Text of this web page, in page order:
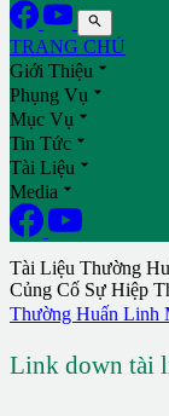

TRANG CHỦ
Giới Thiệu 
Phụng Vụ 
Mục Vụ 
Tin Tức 
Tài Liệu 
Media 
Tài Liệu Thường
Củng Cố Sự Hiệp
Thường Huấn Linh
Link down tài